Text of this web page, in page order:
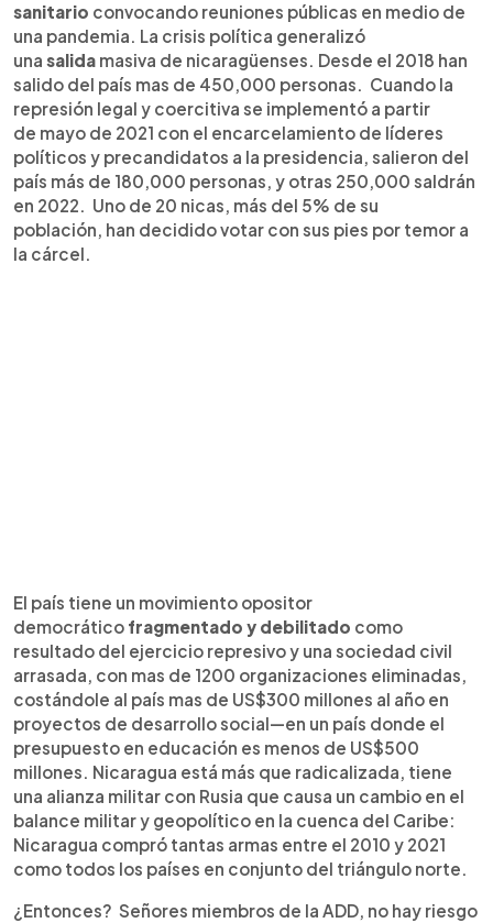
sanitario convocando reuniones públicas en medio de
una pandemia. La crisis política generalizó
una salida masiva de nicaragüenses. Desde el 2018 han
salido del país mas de 450,000 personas. Cuando la
represión legal y coercitiva se implementó a partir
de mayo de 2021 con el encarcelamiento de líderes
políticos y precandidatos a la presidencia, salieron del
país más de 180,000 personas, y otras 250,000 saldrán
en 2022. Uno de 20 nicas, más del 5% de su
población, han decidido votar con sus pies por temor a
la cárcel.
El país tiene un movimiento opositor
democrático fragmentado y debilitado como
resultado del ejercicio represivo y una sociedad civil
arrasada, con mas de 1200 organizaciones eliminadas,
costándole al país mas de US$300 millones al año en
proyectos de desarrollo social—en un país donde el
presupuesto en educación es menos de US$500
millones. Nicaragua está más que radicalizada, tiene
una alianza militar con Rusia que causa un cambio en el
balance militar y geopolítico en la cuenca del Caribe:
Nicaragua compró tantas armas entre el 2010 y 2021
como todos los países en conjunto del triángulo norte.
¿Entonces? Señores miembros de la ADD, no hay riesgo